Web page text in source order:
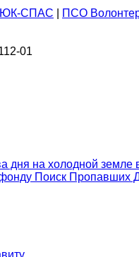
СПАС ПСО
01
дня на холодной земле
Поиск Пропавших